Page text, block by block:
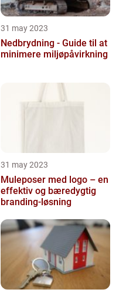
31 may 2023
Nedbrydning - Guide til at
minimere miljøpåvirkning
31 may 2023
Muleposer med logo – en
effektiv og bæredygtig
branding-løsning